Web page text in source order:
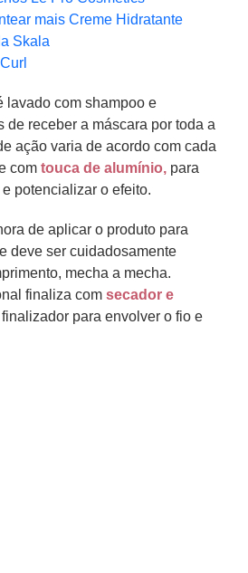
mais Creme Hidratante
Skala
lavado com shampoo e
de receber a máscara por toda a
ação varia de acordo com cada
com touca de alumínio, para
potencializar o efeito.
de aplicar o produto para
deve ser cuidadosamente
mecha a mecha.
finaliza com secador e
para envolver o fio e